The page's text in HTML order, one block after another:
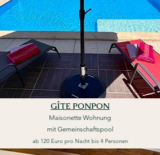
GÎTE PONPON
Maisonette Wohnung
mit Gemeinschaftspool
ab 120 Euro pro Nacht bis 4 Personen